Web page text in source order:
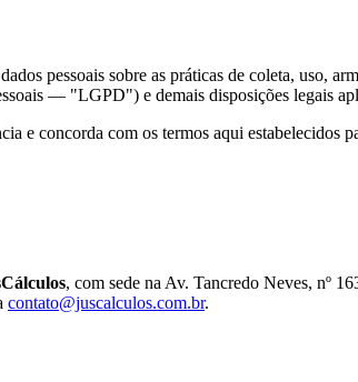
pessoais sobre as práticas de coleta, uso,
— "LGPD") e demais disposições legais
e concorda com os termos aqui estabelecidos
, com sede na Av. Tancredo Neves, nº
contato@juscalculos.com.br.